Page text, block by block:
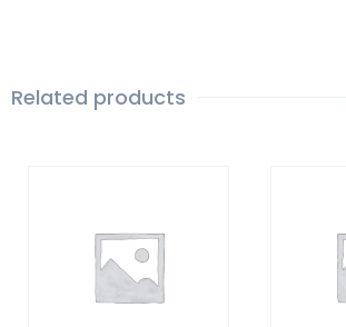
Related products